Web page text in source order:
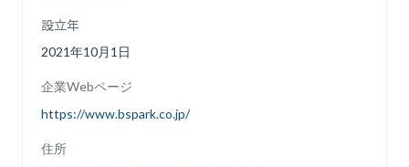
設立年
2021年10月1日
企業Webページ
https://www.bspark.co.jp/
住所